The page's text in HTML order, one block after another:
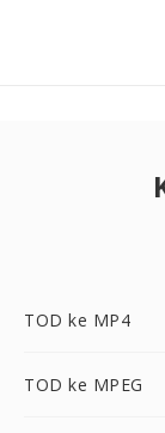
TOD ke MP4
TOD ke MPEG